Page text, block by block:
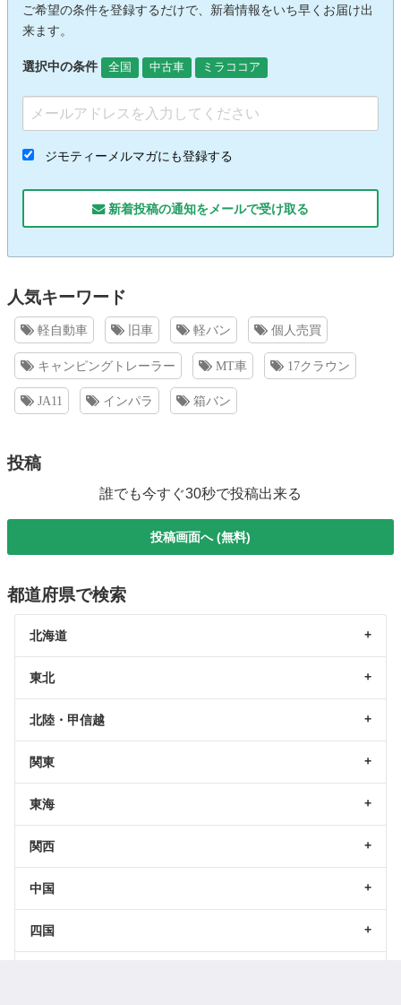
ご希望の条件を登録するだけで、新着情報をいち早くお届け出
来ます。
選択中の条件 全国 中古車 ミラココア
ジモティーメルマガにも登録する
新着投稿の通知をメールで受け取る
人気キーワード
軽自動車 旧車 軽バン 個人売買
キャンピングトレーラー MT車 17クラウン
JA11 インパラ 箱バン
投稿
誰でも今すぐ30秒で投稿出来る
投稿画面へ (無料)
都道府県で検索
北海道
東北
北陸・甲信越
関東
東海
関西
中国
四国